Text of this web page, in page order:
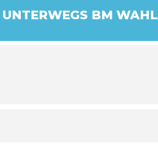
BM WAHL